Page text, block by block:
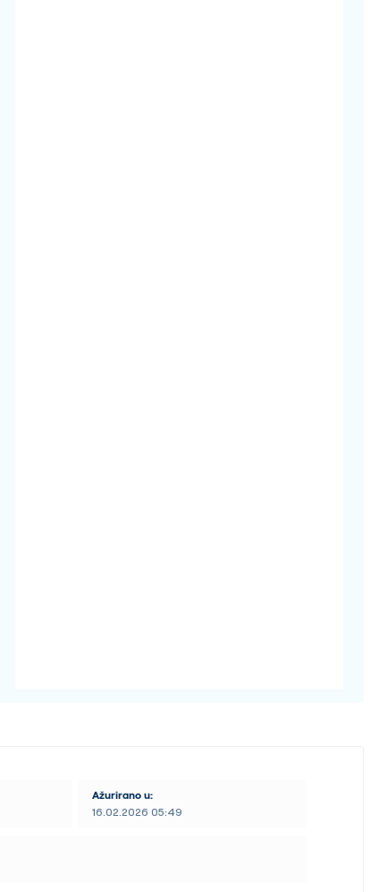
Ažurirano u:
16.02.2026 05:49